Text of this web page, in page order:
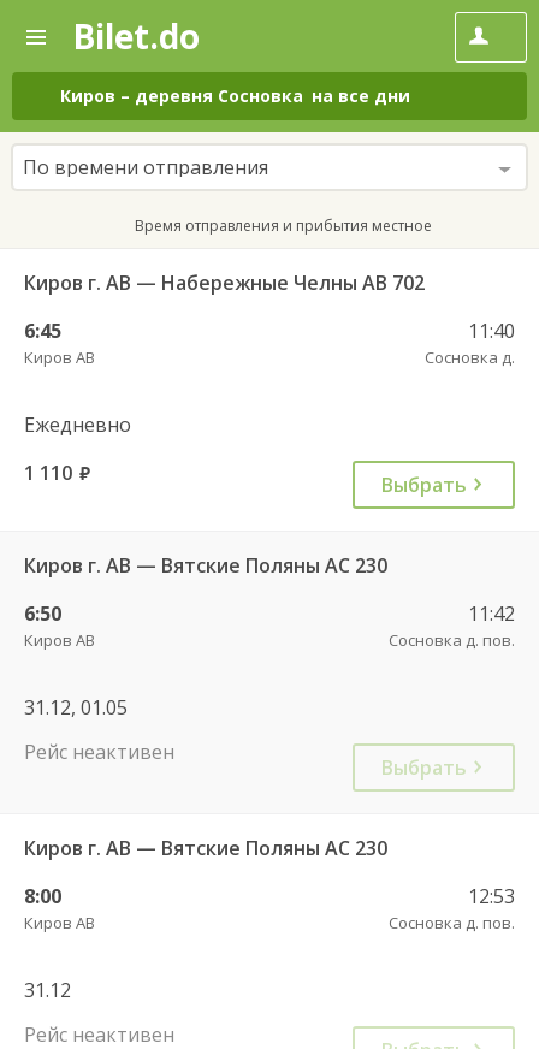
—
Поиск
и
покупка
билетов
на
автобус
онлайн
Bilet.do
Киров – деревня Сосновка на все дни
По времени отправления
Время отправления и прибытия местное
Киров г. АВ — Набережные Челны АВ 702
6:45
Киров АВ
11:40
Сосновка д.
Ежедневно
1 110 руб. Выбрать
Киров г. АВ — Вятские Поляны АС 230
6:50
Киров АВ
11:42
Сосновка д. пов.
31.12, 01.05
Рейс неактивен
Выбрать
Киров г. АВ — Вятские Поляны АС 230
8:00
Киров АВ
12:53
Сосновка д. пов.
31.12
Рейс неактивен